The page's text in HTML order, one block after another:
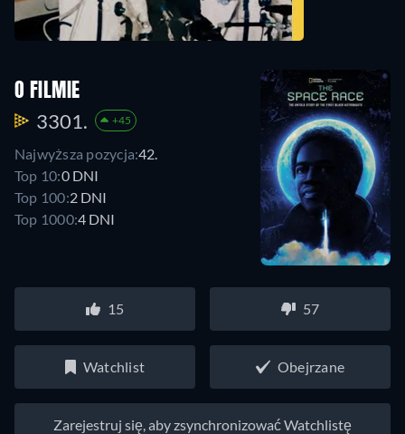
O FILMIE
3301. +45
Najwyższa pozycja:42.
Top 10:0 DNI
Top 100:2 DNI
Top 1000:4 DNI
15 57
Watchlist Obejrzane
Zarejestruj się, aby zsynchronizować Watchlistę